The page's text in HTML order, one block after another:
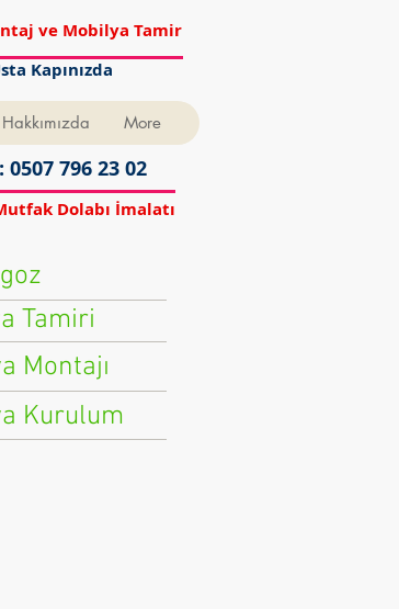
ve Mobilya Tamir
Kapınızda
Hakkımızda More
0507 796 23 02
Dolabı İmalatı
Tamiri
Montajı
Kurulum